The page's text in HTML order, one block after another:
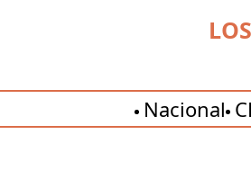
Nacional